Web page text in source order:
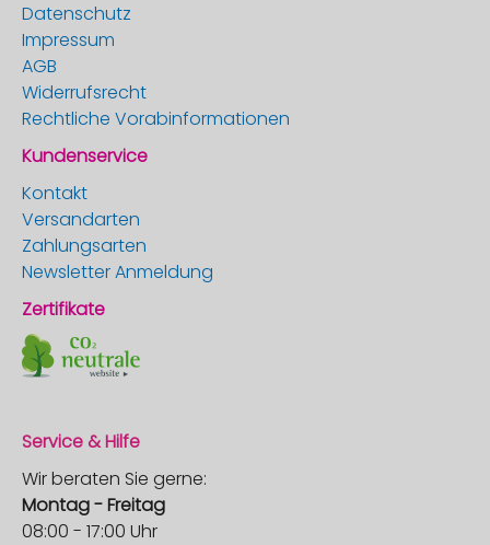
Datenschutz
Impressum
AGB
Widerrufsrecht
Rechtliche Vorabinformationen
Kundenservice
Kontakt
Versandarten
Zahlungsarten
Newsletter Anmeldung
Zertifikate
Service & Hilfe
Wir beraten Sie gerne:
Montag - Freitag
08:00 - 17:00 Uhr